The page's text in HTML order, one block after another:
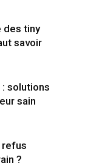
des tiny
savoir
solutions
sain
refus
?